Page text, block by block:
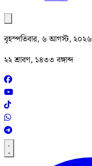
বৃহস্পতিবার, ৬ আগস্ট, ২০২৬
২২ শ্রাবণ, ১৪৩৩ বঙ্গাব্দ